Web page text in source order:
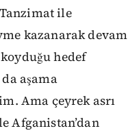
ile
kazanarak devam
hedef
aşama
Ama çeyrek asrı
Afganistan’dan